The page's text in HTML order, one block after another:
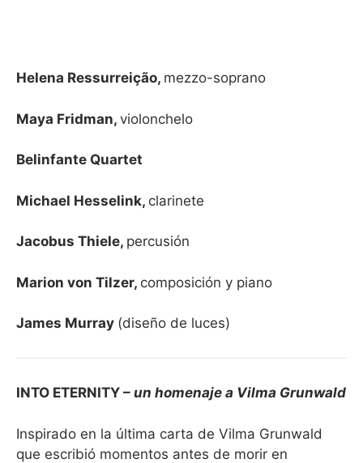
Helena Ressurreição, mezzo-soprano
Maya Fridman, violonchelo
Belinfante Quartet
Michael Hesselink, clarinete
Jacobus Thiele, percusión
Marion von Tilzer, composición y piano
James Murray (diseño de luces)
INTO ETERNITY – un homenaje a Vilma Grunwald
Inspirado en la última carta de Vilma Grunwald
que escribió momentos antes de morir en